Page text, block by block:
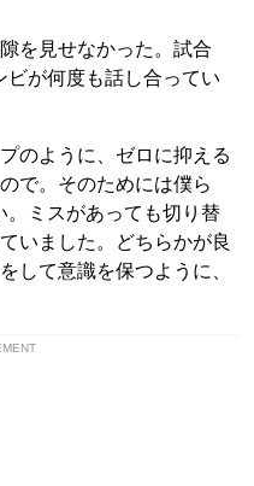
を見せなかった。試合
が何度も話し合ってい
のように、ゼロに抑える
で。そのためには僕ら
ミスがあっても切り替
いました。どちらかが良
して意識を保つように、